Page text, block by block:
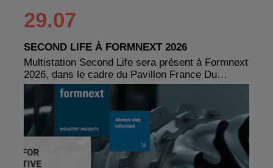
29.07
SECOND LIFE À FORMNEXT 2026
Multistation Second Life sera présent à Formnext
2026, dans le cadre du Pavillon France Du…